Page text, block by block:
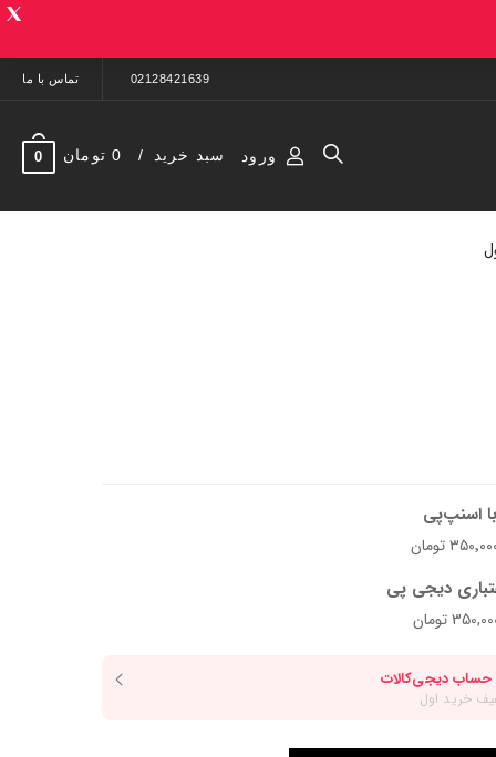
02128421639 تماس با ما
ورود سبد خرید 0 تومان 0
اسنپ‌پی
دیجی پی